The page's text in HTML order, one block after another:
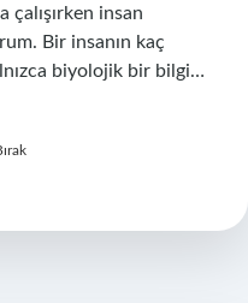
çalışırken insan
Bir insanın kaç
biyolojik bir bilgi…